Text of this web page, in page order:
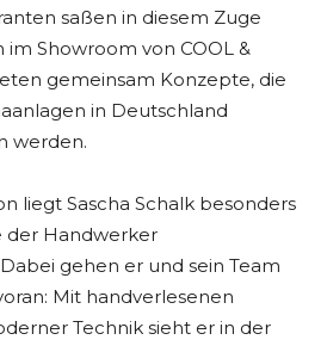
saßen in diesem Zuge
Showroom von COOL &
gemeinsam Konzepte, die
in Deutschland
werden.
liegt Sascha Schalk besonders
der Handwerker
gehen er und sein Team
Mit handverlesenen
Technik sieht er in der